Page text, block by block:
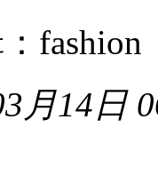
fashion
月14日